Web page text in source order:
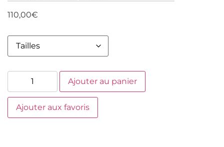
110,00€
Ajouter au panier
Ajouter aux favoris